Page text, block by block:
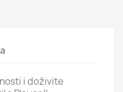
i doživite